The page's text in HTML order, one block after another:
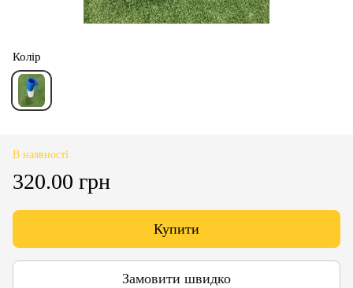
Колір
В наявності
320.00 грн
Купити
Замовити швидко